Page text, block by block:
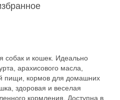
собак и кошек. Идеально
арахисового масла,
пищи, кормов для домашних
здоровая и веселая
кормления. Доступна в